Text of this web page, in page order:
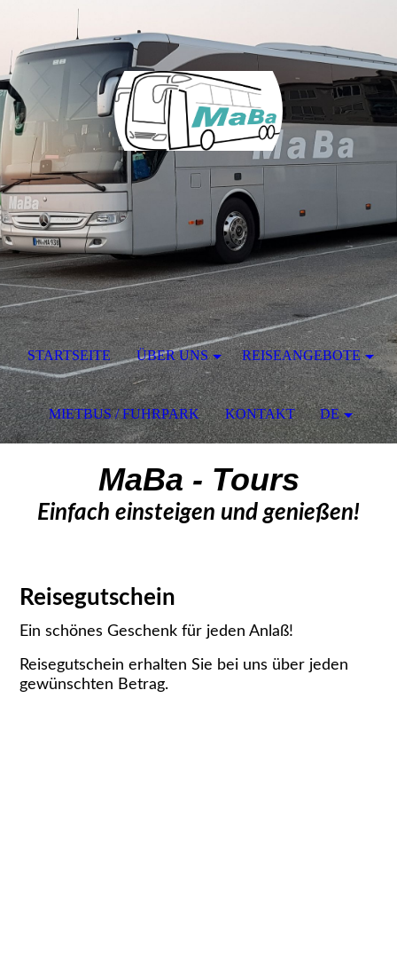
MaBa - Tours
Einfach einsteigen und genießen!
Reisegutschein
Ein schönes Geschenk für jeden Anlaß!
Reisegutschein erhalten Sie bei uns über jeden
gewünschten Betrag.
STARTSEITE ÜBER UNS REISEANGEBOTE
MIETBUS / FUHRPARK KONTAKT DE